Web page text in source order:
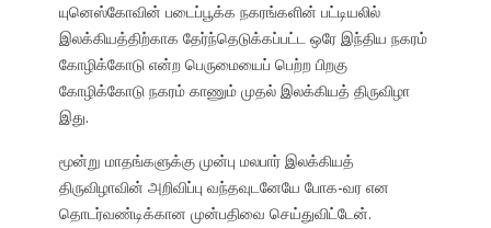
யுனெஸ்கோவின் படைப்பூக்க நகரங்களின் பட்டியலில்
இலக்கியத்திற்காக தேர்ந்தெடுக்கப்பட்ட ஒரே இந்திய நகரம்
கோழிக்கோடு என்ற பெருமையைப் பெற்ற பிறகு
கோழிக்கோடு நகரம் காணும் முதல் இலக்கியத் திருவிழா
இது.
மூன்று மாதங்களுக்கு முன்பு மலபார் இலக்கியத்
திருவிழாவின் அறிவிப்பு வந்தவுடனேயே போக-வர என
தொடர்வண்டிக்கான முன்பதிவை செய்துவிட்டேன்.